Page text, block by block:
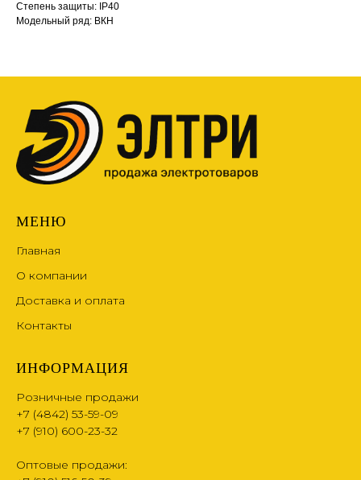
Степень защиты: IP40
Модельный ряд: ВКН
МЕНЮ
Главная
О компании
Доставка и оплата
Контакты
ИНФОРМАЦИЯ
Розничные продажи
+7 (4842) 53-59-09
+7 (910) 600-23-32
Оптовые продажи: